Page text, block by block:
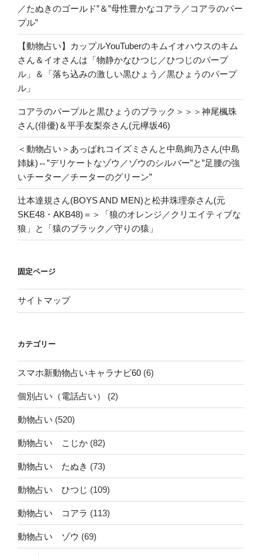
／たぬきのゴールド”＆”母性豊かなコアラ／コアラのパー
プル”
【動物占い】カップルYouTuberのキムイオハウスのキム
さん＆イオさんは「物静かなひつじ／ひつじのパープ
ル」＆「落ち込みの激しい黒ひょう／黒ひょうのパープ
ル」
コアラのパープルと黒ひょうのブラック＞＞＞神尾楓珠
さん(俳優)＆平手友梨奈さん(元欅坂46)
＜動物占い＞あっぱれコイズミさんと中島絢乃さん(中島
姉妹)⇔”デリケートなゾウ／ゾウのシルバー”と”足腰の強
いチーター／チーターのグリーン”
辻本達規さん(BOYS AND MEN)と松井珠理奈さん(元
SKE48・AKB48)＝＞「狼のオレンジ／クリエイティブな
狼」と「猿のブラック／守りの猿」
固定ページ
サイトマップ
カテゴリー
スマホ新動物占いキャラナビ60 (6)
個別占い（電話占い） (2)
動物占い (520)
動物占い こじか (82)
動物占い たぬき (73)
動物占い ひつじ (109)
動物占い コアラ (113)
動物占い ゾウ (69)